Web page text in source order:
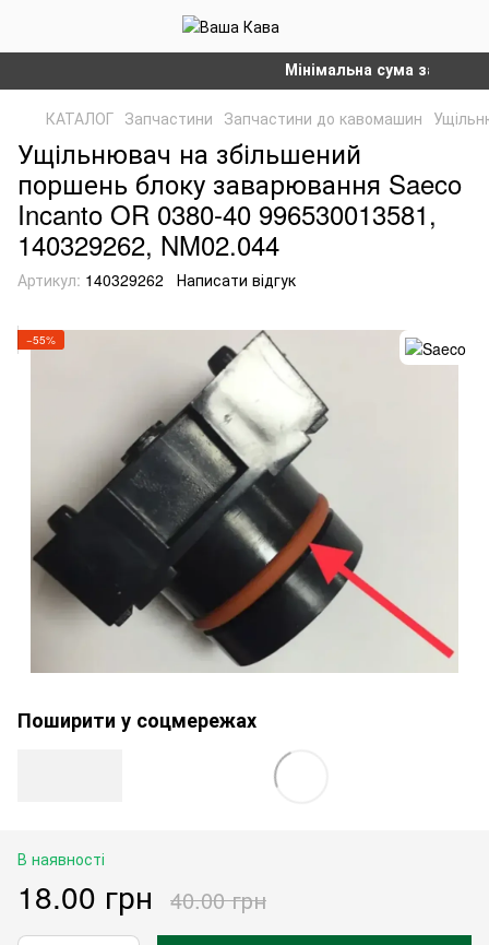
Мінімальна сума
КАТАЛОГ Запчастини Запчастини до кавомашин
Ущільнювач на збільшений
поршень блоку заварювання Saeco
Incanto OR 0380-40 996530013581,
140329262, NM02.044
Артикул: 140329262 Написати відгук
−55%
Поширити у соцмережах
В наявності
18.00 грн 40.00 грн